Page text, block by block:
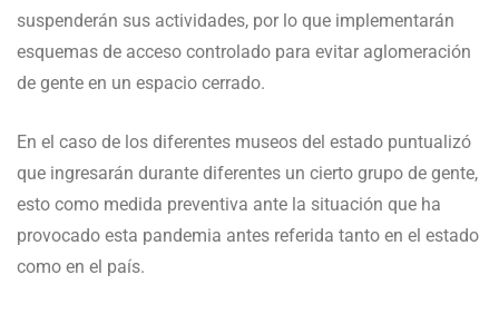
suspenderán sus actividades, por lo que implementarán
esquemas de acceso controlado para evitar aglomeración
de gente en un espacio cerrado.
En el caso de los diferentes museos del estado puntualizó
que ingresarán durante diferentes un cierto grupo de gente,
esto como medida preventiva ante la situación que ha
provocado esta pandemia antes referida tanto en el estado
como en el país.